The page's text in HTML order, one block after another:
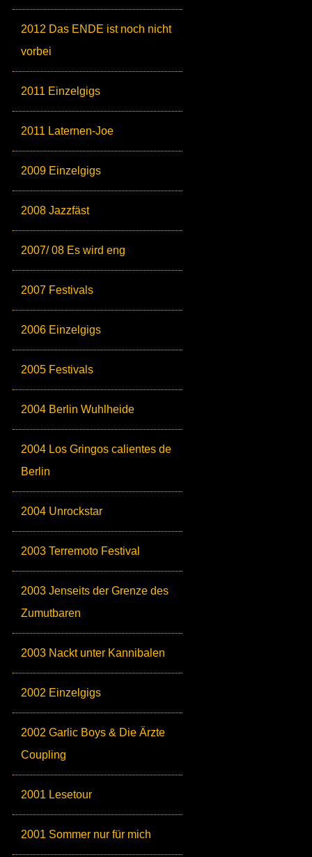
2012 Das ENDE ist noch nicht
vorbei
2011 Einzelgigs
2011 Laternen-Joe
2009 Einzelgigs
2008 Jazzfäst
2007/ 08 Es wird eng
2007 Festivals
2006 Einzelgigs
2005 Festivals
2004 Berlin Wuhlheide
2004 Los Gringos calientes de
Berlin
2004 Unrockstar
2003 Terremoto Festival
2003 Jenseits der Grenze des
Zumutbaren
2003 Nackt unter Kannibalen
2002 Einzelgigs
2002 Garlic Boys & Die Ärzte
Coupling
2001 Lesetour
2001 Sommer nur für mich